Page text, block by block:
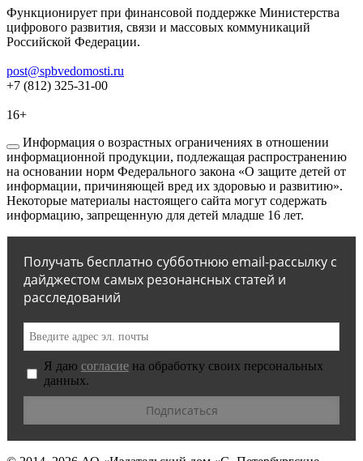
Функционирует при финансовой поддержке Министерства
цифрового развития, связи и массовых коммуникаций
Российской Федерации.
post@spbvedomosti.ru
+7 (812) 325-31-00
16+
Информация о возрастных ограничениях в отношении
информационной продукции, подлежащая распространению
на основании норм Федерального закона «О защите детей от
информации, причиняющей вред их здоровью и развитию».
Некоторые материалы настоящего сайта могут содержать
информацию, запрещенную для детей младше 16 лет.
Получать бесплатно субботнюю email-рассылку с
дайджестом самых резонансных статей и
расследований
Я даю согласие на обработку своих персональных
данных.